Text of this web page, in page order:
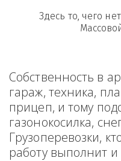
Здесь то, чего
Собственность в
гараж, техника,
прицеп, и тому
газонокосилка,
Грузоперевозки,
работу выполнит и